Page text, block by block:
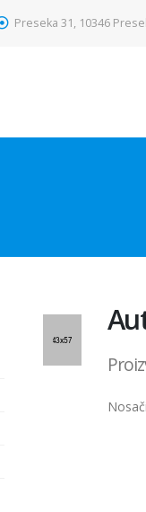
Preseka 31, 10346